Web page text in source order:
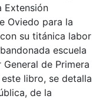
Extensión
Oviedo para la
su titánica labor
escuela
de Primera
este libro, se detalla
de la